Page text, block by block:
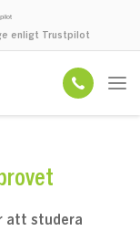
enligt Trustpilot
att studera